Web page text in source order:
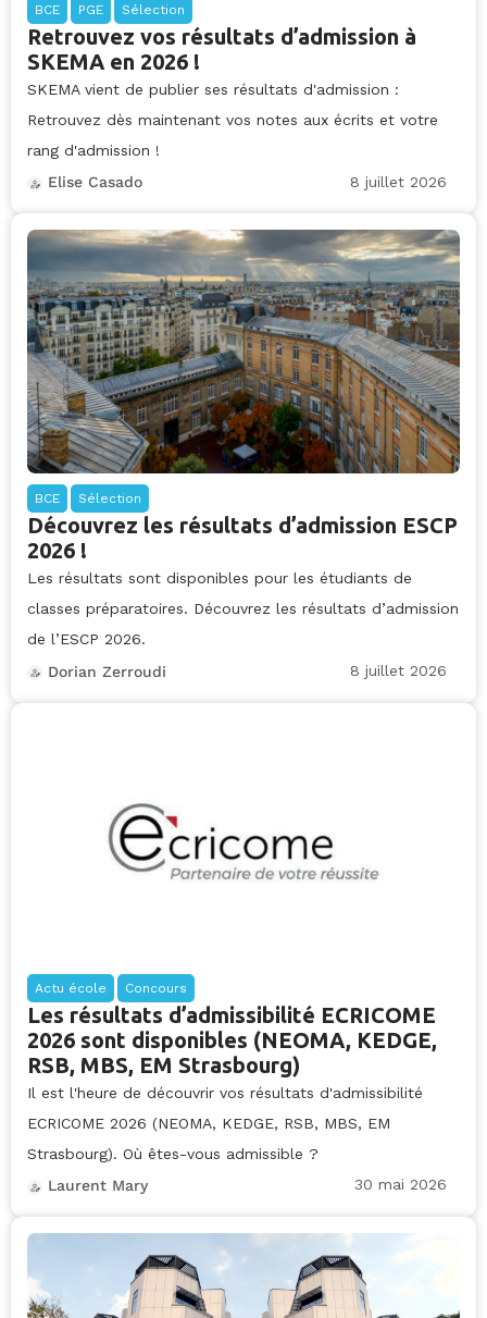
BCE PGE Sélection
Retrouvez vos résultats d’admission à
SKEMA en 2026 !
SKEMA vient de publier ses résultats d'admission :
Retrouvez dès maintenant vos notes aux écrits et votre
rang d'admission !
Elise Casado
8 juillet 2026
BCE Sélection
Découvrez les résultats d’admission ESCP
2026 !
Les résultats sont disponibles pour les étudiants de
classes préparatoires. Découvrez les résultats d’admission
de l’ESCP 2026.
Dorian Zerroudi
8 juillet 2026
Actu école Concours
Les résultats d’admissibilité ECRICOME
2026 sont disponibles (NEOMA, KEDGE,
RSB, MBS, EM Strasbourg)
Il est l'heure de découvrir vos résultats d'admissibilité
ECRICOME 2026 (NEOMA, KEDGE, RSB, MBS, EM
Strasbourg). Où êtes-vous admissible ?
Laurent Mary
30 mai 2026